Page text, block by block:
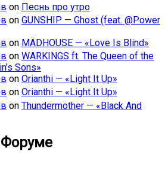
on Песнь про утро
on GUNSHIP — Ghost (feat. @Power
on MÄDHOUSE — «Love Is Blind»
on WARKINGS ft. The Queen of the
Sons»
on Orianthi — «Light It Up»
on Orianthi — «Light It Up»
on Thundermother — «Black And